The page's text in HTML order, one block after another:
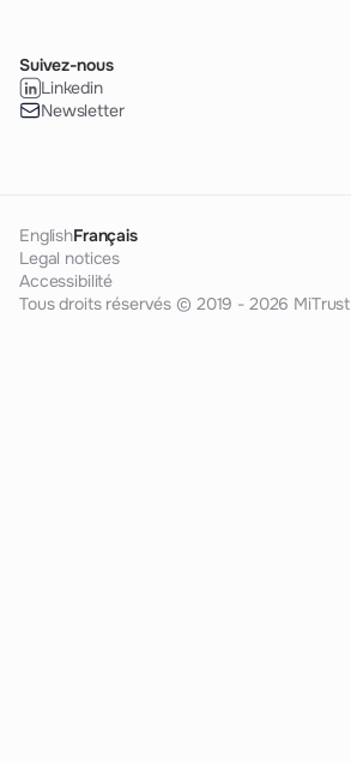
Suivez-nous
Linkedin
Newsletter
EnglishFrançais
Legal notices
Accessibilité
Tous droits réservés © 2019 - 2026 MiTrust